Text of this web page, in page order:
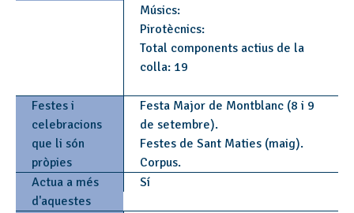
Músics:
Pirotècnics:
Total components actius de la
colla: 19
Festes i
celebracions
que li són
pròpies
Festa Major de Montblanc (8 i 9
de setembre).
Festes de Sant Maties (maig).
Corpus.
Actua a més
d'aquestes
Sí